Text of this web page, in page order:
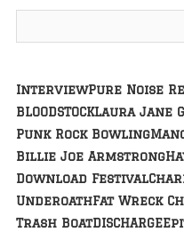
InterviewPure Noise
BLOODSTOCKLaura Jane
Punk Rock Bowling
Billie Joe Armstrong
Download Festival
UnderoathFat Wreck
Trash BoatDISCHARGE